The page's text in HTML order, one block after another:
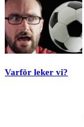
Varför leker vi?